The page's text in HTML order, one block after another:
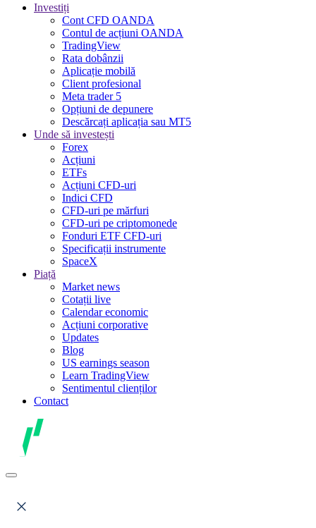
Investiți
Cont CFD OANDA
Contul de acțiuni OANDA
TradingView
Rata dobânzii
Aplicație mobilă
Client profesional
Meta trader 5
Opțiuni de depunere
Descărcați aplicația sau MT5
Unde să investești
Forex
Acțiuni
ETFs
Acțiuni CFD-uri
Indici CFD
CFD-uri pe mărfuri
CFD-uri pe criptomonede
Fonduri ETF CFD-uri
Specificații instrumente
SpaceX
Piață
Market news
Cotații live
Calendar economic
Acțiuni corporative
Updates
Blog
US earnings season
Learn TradingView
Sentimentul clienților
Contact